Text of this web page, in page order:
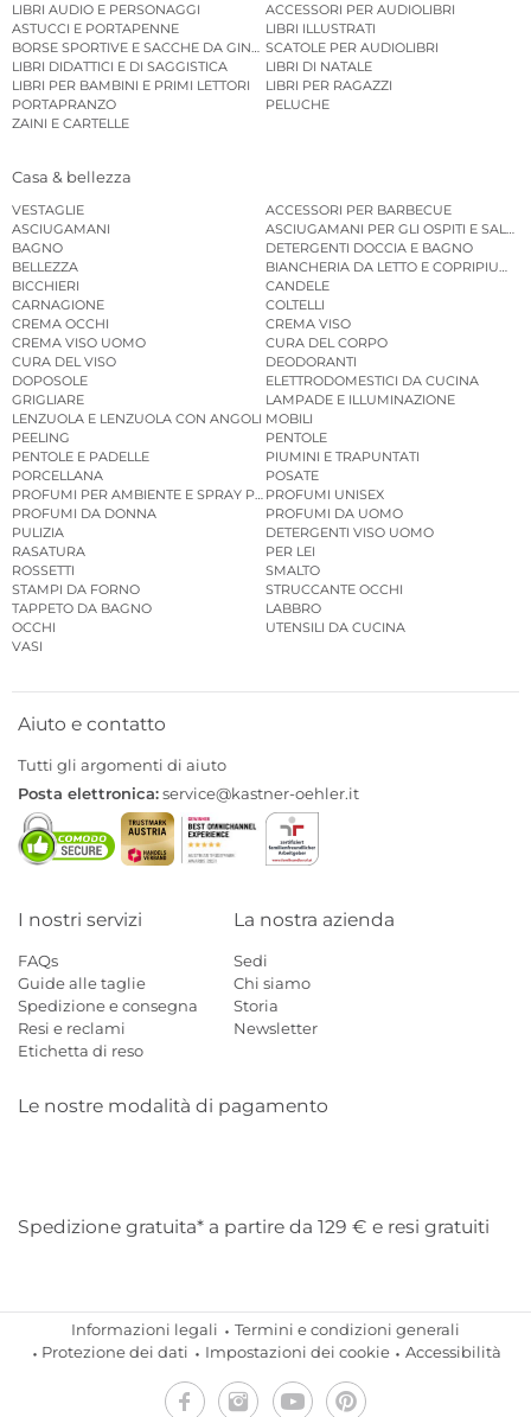
LIBRI AUDIO E PERSONAGGI
ACCESSORI PER AUDIOLIBRI
ASTUCCI E PORTAPENNE
LIBRI ILLUSTRATI
BORSE SPORTIVE E SACCHE DA GINNASTICASCATOLE PER AUDIOLIBRI
LIBRI DIDATTICI E DI SAGGISTICA
LIBRI DI NATALE
LIBRI PER BAMBINI E PRIMI LETTORI
LIBRI PER RAGAZZI
PORTAPRANZO
PELUCHE
ZAINI E CARTELLE
Casa & bellezza
VESTAGLIE
ACCESSORI PER BARBECUE
ASCIUGAMANI
ASCIUGAMANI PER GLI OSPITI E
BAGNO
DETERGENTI DOCCIA E BAGNO
BELLEZZA
BIANCHERIA DA LETTO E COPRIPIUMINI
BICCHIERI
CANDELE
CARNAGIONE
COLTELLI
CREMA OCCHI
CREMA VISO
CREMA VISO UOMO
CURA DEL CORPO
CURA DEL VISO
DEODORANTI
DOPOSOLE
ELETTRODOMESTICI DA CUCINA
GRIGLIARE
LAMPADE E ILLUMINAZIONE
LENZUOLA E LENZUOLA CON ANGOLI MOBILI
PEELING
PENTOLE
PENTOLE E PADELLE
PIUMINI E TRAPUNTATI
PORCELLANA
POSATE
PROFUMI PER AMBIENTE E SPRAY PER AMBIENTE
PROFUMI UNISEX
PROFUMI DA DONNA
PROFUMI DA UOMO
PULIZIA
DETERGENTI VISO UOMO
RASATURA
PER LEI
ROSSETTI
SMALTO
STAMPI DA FORNO
STRUCCANTE OCCHI
TAPPETO DA BAGNO
LABBRO
OCCHI
UTENSILI DA CUCINA
VASI
Aiuto e contatto
Tutti gli argomenti di aiuto
Posta elettronica:service@kastner-oehler.it
I nostri servizi
FAQs
Guide alle taglie
Spedizione e consegna
Resi e reclami
Etichetta di reso
La nostra azienda
Sedi
Chi siamo
Storia
Newsletter
Le nostre modalità di pagamento
Spedizione gratuita* a partire da 129 € e resi gratuiti
Informazioni legali
Termini e condizioni generali
Protezione dei dati
Impostazioni dei cookie Accessibilità